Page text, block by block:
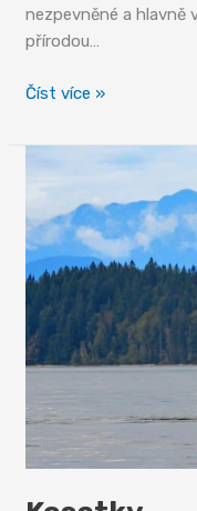
nezpevněné a hlavně
přírodou…
Cassiar
–
silnice
černých
medvědů
Číst více »